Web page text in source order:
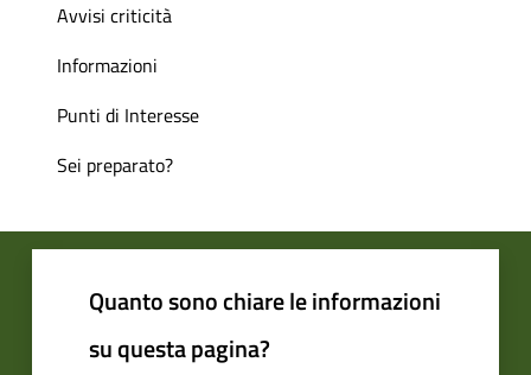
Avvisi criticità
Informazioni
Punti di Interesse
Sei preparato?
Quanto sono chiare le informazioni
su questa pagina?